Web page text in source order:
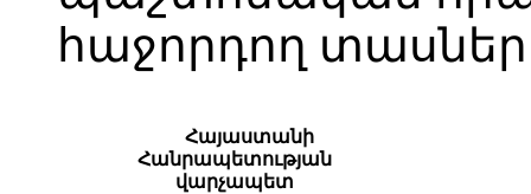
հաջորդող
Հայաստանի
Հանրապետության
վարչապետ